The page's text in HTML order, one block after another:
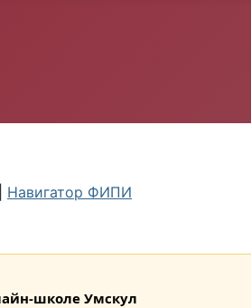
Навигатор ФИПИ
школе Умскул